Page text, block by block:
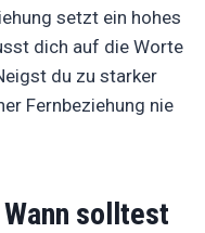
setzt ein hohes
dich auf die Worte
du zu starker
Fernbeziehung nie
solltest